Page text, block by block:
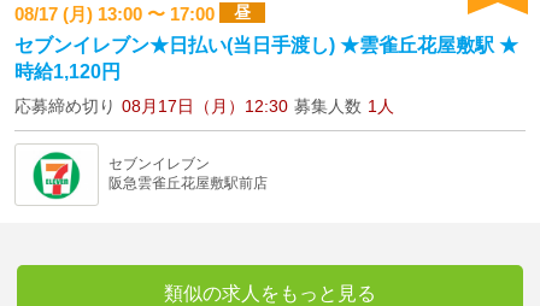
08/17 (月) 13:00 〜 17:00 昼
セブンイレブン★日払い(当日手渡し) ★雲雀丘花屋敷駅 ★
時給1,120円
応募締め切り 08月17日（月）12:30 募集人数 1人
セブンイレブン
阪急雲雀丘花屋敷駅前店
類似の求人をもっと見る